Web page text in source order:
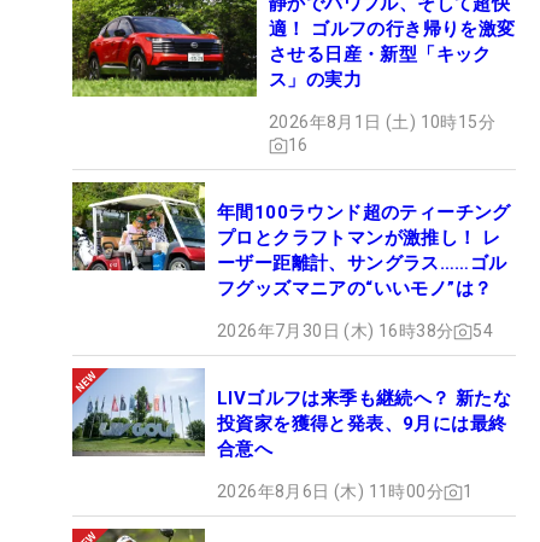
適！ ゴルフの行き帰りを激変
させる日産・新型「キック
ス」の実力
2026年8月1日 (土) 10時15分
16
年間100ラウンド超のティーチング
プロとクラフトマンが激推し！ レ
ーザー距離計、サングラス……ゴル
フグッズマニアの“いいモノ”は？
2026年7月30日 (木) 16時38分 54
LIVゴルフは来季も継続へ？ 新たな
投資家を獲得と発表、9月には最終
合意へ
2026年8月6日 (木) 11時00分 1